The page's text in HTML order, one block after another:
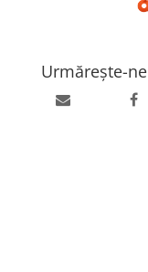
Urmărește-ne